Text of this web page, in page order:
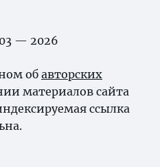
— 2026
об авторских
материалов сайта
ссылка